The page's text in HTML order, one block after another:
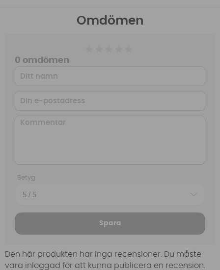
Omdömen
0 omdömen
Betyg
Spara
Den här produkten har inga recensioner. Du måste
vara inloggad för att kunna publicera en recension.